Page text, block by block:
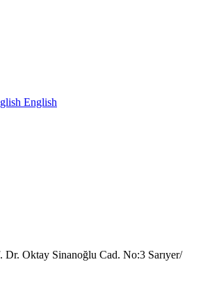
English
Oktay Sinanoğlu Cad. No:3 Sarıyer/